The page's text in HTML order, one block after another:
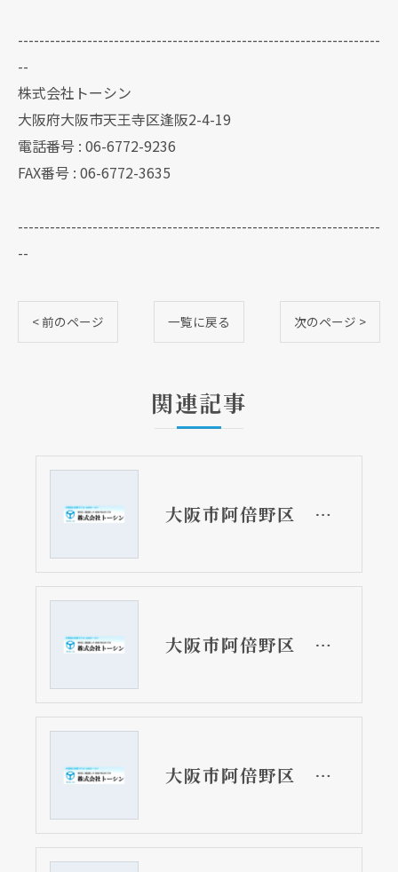
--------------------------------------------------------------------
--
株式会社トーシン
大阪府大阪市天王寺区逢阪2-4-19
電話番号 : 06-6772-9236
FAX番号 : 06-6772-3635
--------------------------------------------------------------------
--
< 前のページ 一覧に戻る 次のページ >
関連記事
大阪市阿倍野区 戸建て住宅の洗面所リフォーム工事 TOTOオクターブ自動水栓と除菌水付き
大阪市阿倍野区 戸建て住宅の洋式トイレ取替リフォーム工事 ピュアレストQRとアプリコット
大阪市阿倍野区 分譲マンションのTOTOウォシュレット取替リフォーム工事 アプリコット